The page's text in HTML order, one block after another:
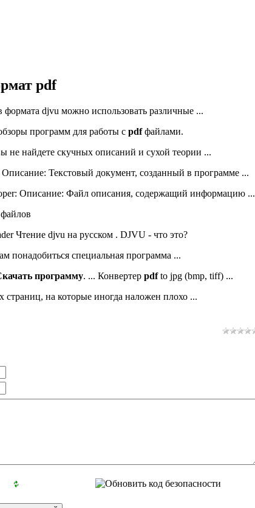
pdf
djvu можно использовать различные ...
программ для работы с pdfфайлами.
не найдете скучных описаний и сухой теории ...
Текстовый документ, созданный в программе ...
Описание: Файл описания, содержащий информацию ...
Чтение djvu на русском . DJVU - что это?
понадобиться специальная программа ...
программу. ... Конвертер pdfto jpg (bmp, tiff) ...
страниц, на которые иногда наложен плохо ...